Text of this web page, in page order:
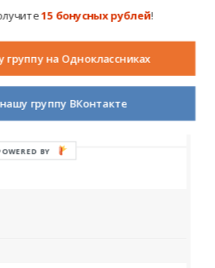
15 бонусных рублей!
группу на Одноклассниках
группу ВКонтакте
BY